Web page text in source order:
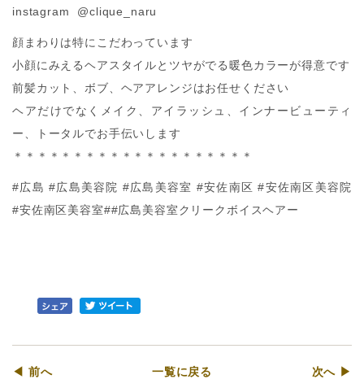
instagram @clique_naru
顔まわりは特にこだわっています
小顔にみえるヘアスタイルとツヤがでる暖色カラーが得意です
前髪カット、ボブ、ヘアアレンジはお任せください
ヘアだけでなくメイク、アイラッシュ、インナービューティ
ー、トータルでお手伝いします
＊＊＊＊＊＊＊＊＊＊＊＊＊＊＊＊＊＊＊＊
#広島 #広島美容院 #広島美容室 #安佐南区 #安佐南区美容院
#安佐南区美容室##広島美容室クリークボイスヘアー
◀ 前へ 一覧に戻る 次へ ▶